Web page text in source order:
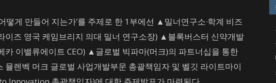
떻게 만들어 지는가’를 주제로 한 1부에선 ▲밀너연구소·학계 비즈
이즈 영국 케임브리지 의대 밀너 연구소장) ▲블록버스터 신약개발
카 이밸류에이트 CEO) ▲글로벌 빅파마(머크)의 파트너십을 통한
뮬렌벡 머크 글로벌 사업개발부문 총괄책임자 및 벨깃 라이트마이